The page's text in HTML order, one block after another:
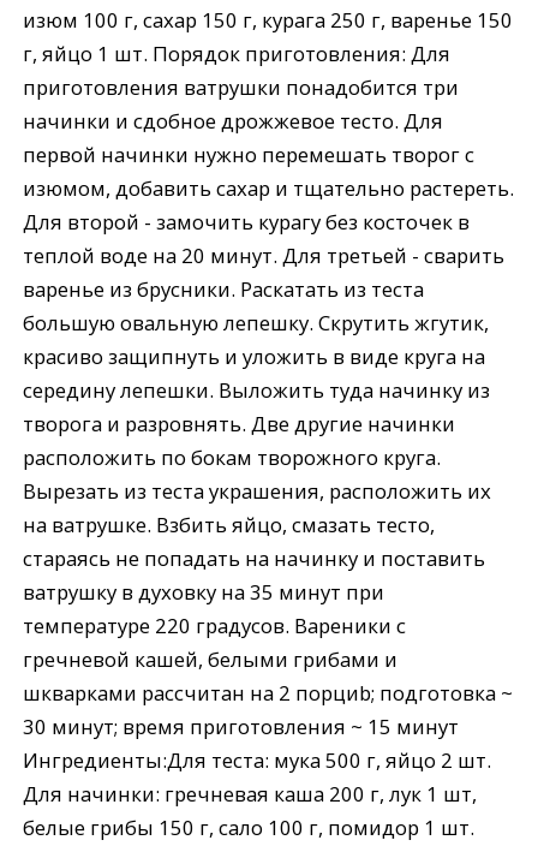
изюм 100 г, сахар 150 г, курага 250 г, варенье 150
г, яйцо 1 шт. Порядок приготовления: Для
приготовления ватрушки понадобится три
начинки и сдобное дрожжевое тесто. Для
первой начинки нужно перемешать творог с
изюмом, добавить сахар и тщательно растереть.
Для второй - замочить курагу без косточек в
теплой воде на 20 минут. Для третьей - сварить
варенье из брусники. Раскатать из теста
большую овальную лепешку. Скрутить жгутик,
красиво защипнуть и уложить в виде круга на
середину лепешки. Выложить туда начинку из
творога и разровнять. Две другие начинки
расположить по бокам творожного круга.
Вырезать из теста украшения, расположить их
на ватрушке. Взбить яйцо, смазать тесто,
стараясь не попадать на начинку и поставить
ватрушку в духовку на 35 минут при
температуре 220 градусов. Вареники с
гречневой кашей, белыми грибами и
шкварками рассчитан на 2 порциb; подготовка ~
30 минут; время приготовления ~ 15 минут
Ингредиенты:Для теста: мука 500 г, яйцо 2 шт.
Для начинки: гречневая каша 200 г, лук 1 шт,
белые грибы 150 г, сало 100 г, помидор 1 шт.